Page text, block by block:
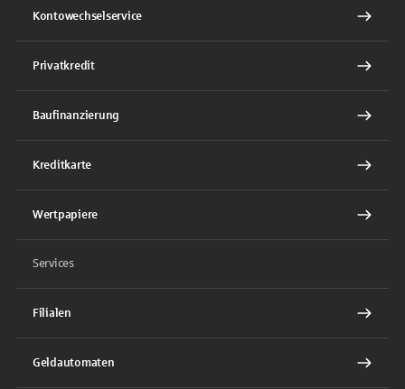
Kontowechselservice
Privatkredit
Baufinanzierung
Kreditkarte
Wertpapiere
Services
Filialen
Geldautomaten